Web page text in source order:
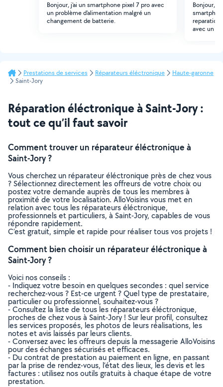
Bonjour, j'ai un smartphone pixel 7 pro avec
un problème d'alimentation malgré un
changement de batterie.
Bonjour,
avec un
Prestations de services Réparateurs éléctronique
Haute-garonne
Saint-Jory
Réparation éléctronique à Saint-Jory :
tout ce qu’il faut savoir
Comment trouver un réparateur éléctronique à
Saint-Jory ?
Vous cherchez un réparateur éléctronique près de chez vous
? Sélectionnez directement les offreurs de votre choix ou
postez votre demande auprès de tous les membres à
proximité de votre localisation. AlloVoisins vous met en
relation avec tous les réparateurs éléctronique,
professionnels et particuliers, à Saint-Jory, capables de vous
répondre rapidement.
C’est gratuit, simple et rapide pour réaliser tous vos projets !
Comment bien choisir un réparateur éléctronique à
Saint-Jory ?
Voici nos conseils :
- Indiquez votre besoin en quelques secondes : quel service
recherchez-vous ? Est-ce urgent ? Quel type de prestataire,
particulier ou professionnel, souhaitez-vous ?
- Consultez la liste de tous les réparateurs éléctronique,
proches de chez vous à Saint-Jory ! Sur leur profil, consultez
les services proposés, les photos de leurs réalisations, les
notes et avis laissés par leurs clients.
- Conversez avec les offreurs depuis la messagerie AlloVoisins
pour des échanges sécurisés et efficaces.
- Du contrat de prestation au paiement en ligne, en passant
par la prise de rendez-vous, l’état des lieux, les devis et les
factures : utilisez nos outils gratuits à chaque étape de votre
prestation.